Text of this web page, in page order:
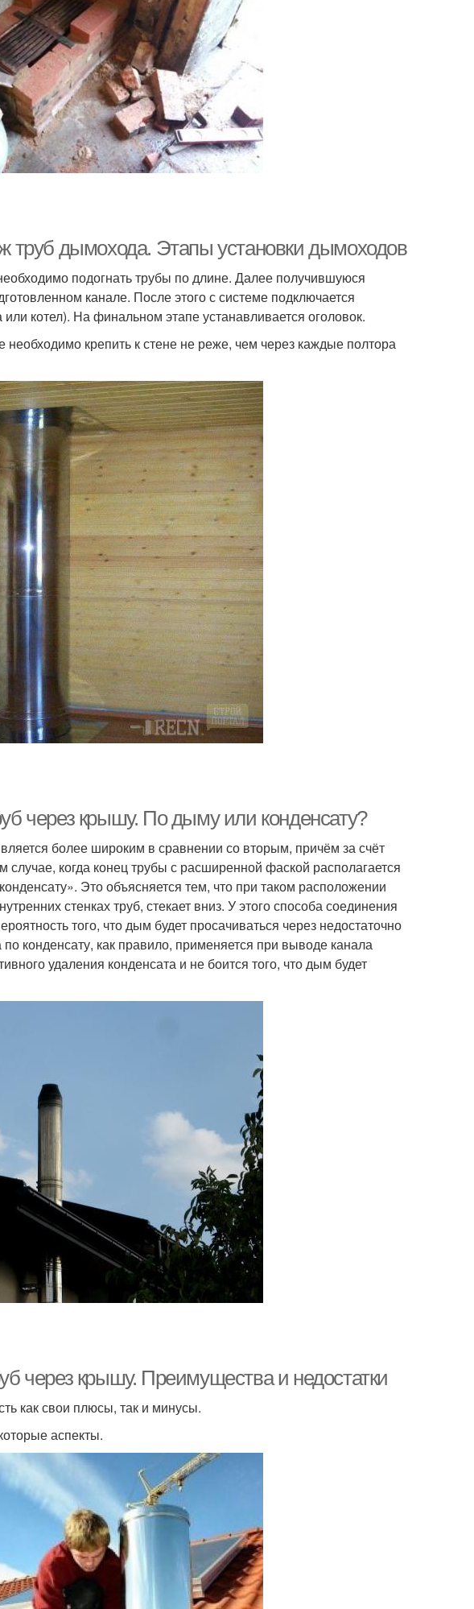
труб дымохода. Этапы установки дымоходов
подогнать трубы по длине. Далее получившуюся
канале. После этого с системе подключается
котел). На финальном этапе устанавливается оголовок.
необходимо крепить к стене не реже, чем через каждые полтора
через крышу. По дыму или конденсату?
более широким в сравнении со вторым, причём за счёт
случае, когда конец трубы с расширенной фаской располагается
Это объясняется тем, что при таком расположении
стенках труб, стекает вниз. У этого способа соединения
того, что дым будет просачиваться через недостаточно
конденсату, как правило, применяется при выводе канала
удаления конденсата и не боится того, что дым будет
через крышу. Преимущества и недостатки
как свои плюсы, так и минусы.
аспекты.